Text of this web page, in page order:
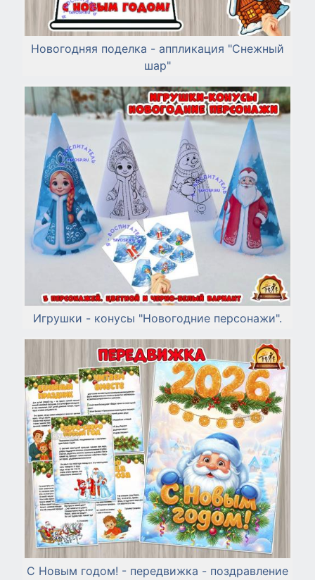
Новогодняя поделка - аппликация "Снежный
шар"
Игрушки - конусы "Новогодние персонажи".
С Новым годом! - передвижка - поздравление